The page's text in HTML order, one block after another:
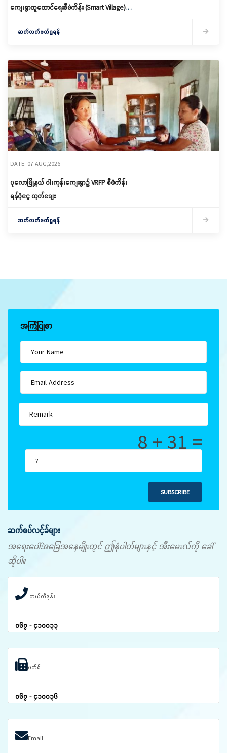
ကျေးရွာထူထောင်ရေးစီမံကိန်း (Smart Village)
ဆက်လက်ဖတ်ရှုရန်
DATE: 07 AUG,2026
ပုလောမြို့နယ် ဝါးကုန်းကျေးရွာ၌ ‌VRFP စီမံကိန်း
ရန်ပုံငွေ ထုတ်ချေး
ဆက်လက်ဖတ်ရှုရန်
အကြံပြုစာ
8 + 31 =
SUBSCRIBE
ဆက်စပ်လင့်ခ်များ
အရေးပေါ်အခြေအနေမျိုးတွင် ဤနံပါတ်များနှင့် အီးမေးလ်ကို ခေါ်
ဆိုပါ။
တယ်လီဖုန်း
၀၆၇ - ၄၁၀၀၃၃
ဖက်စ်
၀၆၇ - ၄၁၀၀၃၆
Email